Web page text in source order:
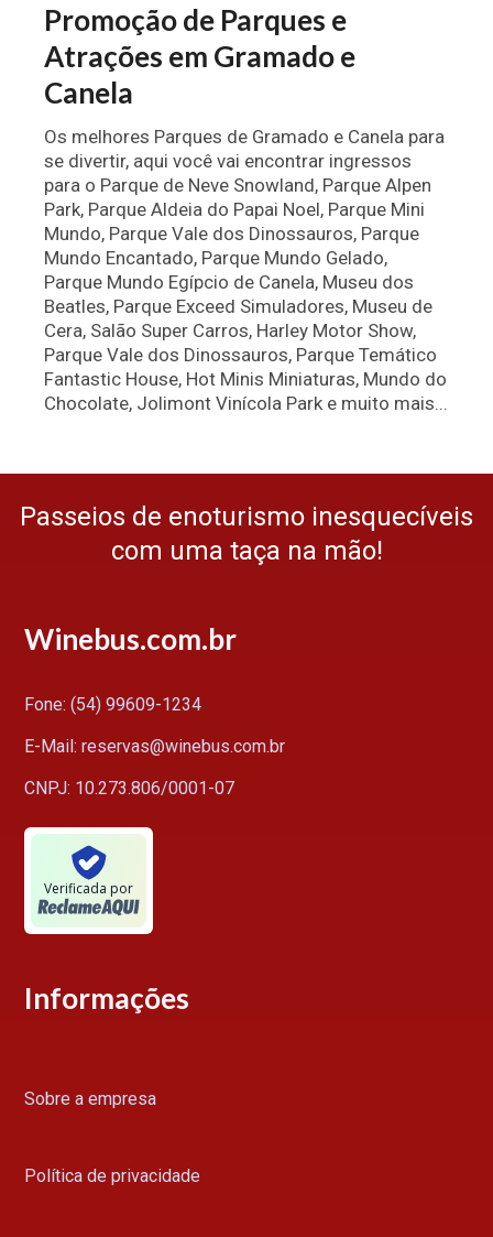
Promoção de Parques e
Atrações em Gramado e
Canela
Os melhores Parques de Gramado e Canela para
se divertir, aqui você vai encontrar ingressos
para o Parque de Neve Snowland, Parque Alpen
Park, Parque Aldeia do Papai Noel, Parque Mini
Mundo, Parque Vale dos Dinossauros, Parque
Mundo Encantado, Parque Mundo Gelado,
Parque Mundo Egípcio de Canela, Museu dos
Beatles, Parque Exceed Simuladores, Museu de
Cera, Salão Super Carros, Harley Motor Show,
Parque Vale dos Dinossauros, Parque Temático
Fantastic House, Hot Minis Miniaturas, Mundo do
Chocolate, Jolimont Vinícola Park e muito mais...
Passeios de enoturismo inesquecíveis
com uma taça na mão!
Winebus.com.br
Fone: (54) 99609-1234
E-Mail: reservas@winebus.com.br
CNPJ: 10.273.806/0001-07
Verificada por
Informações
Sobre a empresa
Política de privacidade